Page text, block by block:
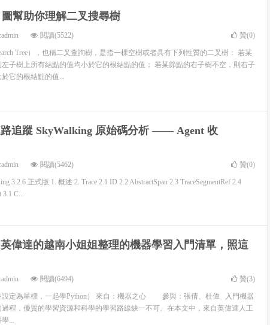
幫助你理解二叉搜尋樹
閱讀(5522) 贊(0)
Tree），也稱二叉查詢樹，是指一棵空樹或者具有下列性質的二叉樹： 若某
子樹上所有結點的值均小於它的根結點的值； 若某節點的右子樹不空，則右子
它的根結點的值...
追蹤 SkyWalking 原始碼分析 —— Agent 收
閱讀(5462) 贊(0)
3.2.6 正式版 1. 概述 2. Trace 2.1 ID 2.2 AbstractSpan 2.3 TraceSegmentRef 2.4
3.1 C...
偉達的越南小姐姐整理的機器學習入門清單，照這
閱讀(6494) 贊(3)
設定為星標，一起學Python） 來自：機器之心 參與：張倩、杜偉 入門機器
程，優質的學習資源和科學的學習路線缺一不可。在本文中，來自英偉達人工
...